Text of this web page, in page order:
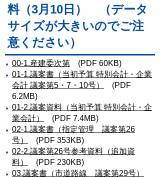
料（3月10日） （データ
サイズが大きいのでご注
意ください）
00-1.産建委次第 (PDF 60KB)
01-1.議案書（当初予算 特別会計・企業
会計 議案第5・7・10号）
(PDF
6.2MB)
01-2.議案資料（当初予算 特別会計・企
業会計）
(PDF 7.4MB)
02-1.議案書（指定管理 議案第26
号）
(PDF 353KB)
02-2.議案第26号参考資料（追加資
料）
(PDF 230KB)
03.議案書（市道路線 議案第29号）